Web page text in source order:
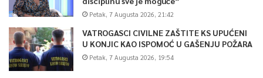
Petak, 7 Augusta 2026, 21:42
VATROGASCI CIVILNE ZAŠTITE KS UPUĆENI
U KONJIC KAO ISPOMOĆ U GAŠENJU POŽARA
Petak, 7 Augusta 2026, 19:54